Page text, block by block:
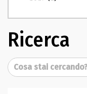
Ricerca
Cerca